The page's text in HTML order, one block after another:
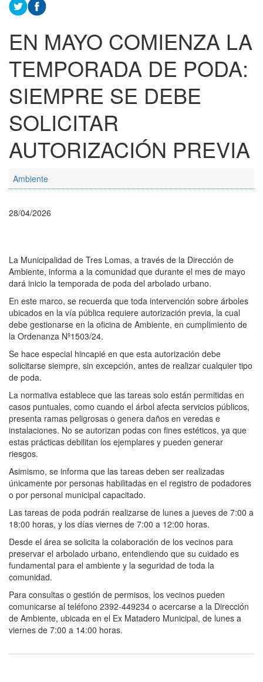
EN MAYO COMIENZA LA
TEMPORADA DE PODA:
SIEMPRE SE DEBE
SOLICITAR
AUTORIZACIÓN PREVIA
Ambiente
28/04/2026
La Municipalidad de Tres Lomas, a través de la Dirección de
Ambiente, informa a la comunidad que durante el mes de mayo
dará inicio la temporada de poda del arbolado urbano.
En este marco, se recuerda que toda intervención sobre árboles
ubicados en la vía pública requiere autorización previa, la cual
debe gestionarse en la oficina de Ambiente, en cumplimiento de
la Ordenanza Nº1503/24.
Se hace especial hincapié en que esta autorización debe
solicitarse siempre, sin excepción, antes de realizar cualquier tipo
de poda.
La normativa establece que las tareas solo están permitidas en
casos puntuales, como cuando el árbol afecta servicios públicos,
presenta ramas peligrosas o genera daños en veredas e
instalaciones. No se autorizan podas con fines estéticos, ya que
estas prácticas debilitan los ejemplares y pueden generar
riesgos.
Asimismo, se informa que las tareas deben ser realizadas
únicamente por personas habilitadas en el registro de podadores
o por personal municipal capacitado.
Las tareas de poda podrán realizarse de lunes a jueves de 7:00 a
18:00 horas, y los días viernes de 7:00 a 12:00 horas.
Desde el área se solicita la colaboración de los vecinos para
preservar el arbolado urbano, entendiendo que su cuidado es
fundamental para el ambiente y la seguridad de toda la
comunidad.
Para consultas o gestión de permisos, los vecinos pueden
comunicarse al teléfono 2392-449234 o acercarse a la Dirección
de Ambiente, ubicada en el Ex Matadero Municipal, de lunes a
viernes de 7:00 a 14:00 horas.